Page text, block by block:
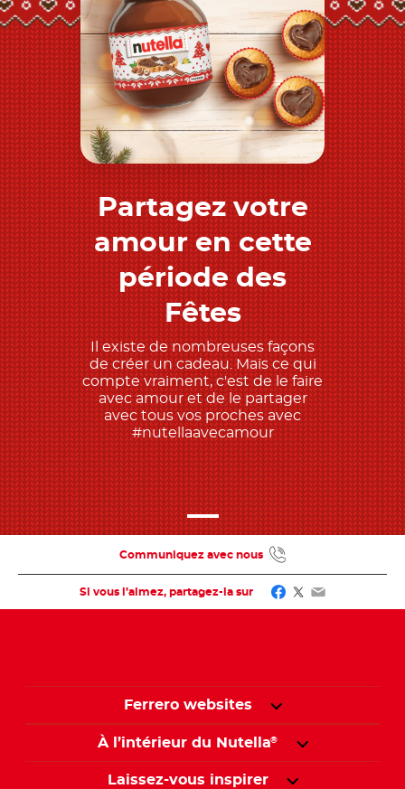
Découvrez-en plus
Partagez votre
amour en cette
période des
Fêtes
Il existe de nombreuses façons
de créer un cadeau. Mais ce qui
compte vraiment, c'est de le faire
avec amour et de le partager
avec tous vos proches avec
#nutellaavecamour
Si vous l’aimez, partagez-la sur Facebook
Twitter
Email
Communiquez avec nous
Ferrero websites
À l’intérieur du Nutella®
Laissez-vous inspirer